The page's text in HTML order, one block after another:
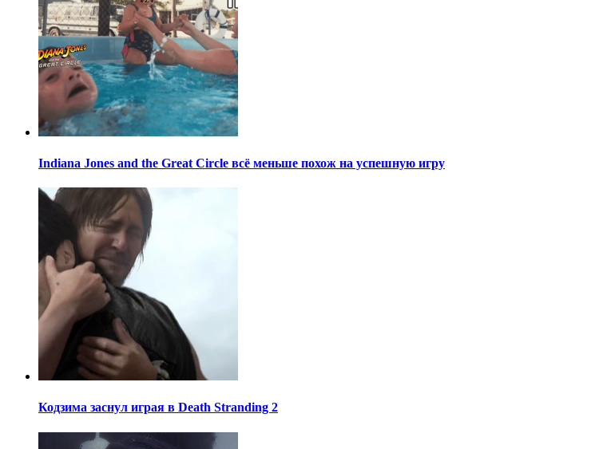
Indiana Jones and the Great Circle всё меньше похож на успешную игру
Кодзима заснул играя в Death Stranding 2